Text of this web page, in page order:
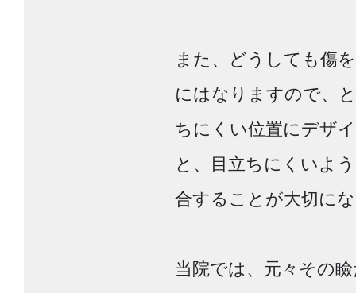
また、どうしても傷
にはなりますので、
ちにくい位置にデザ
と、目立ちにくいよ
合することが大切に
当院では、元々その